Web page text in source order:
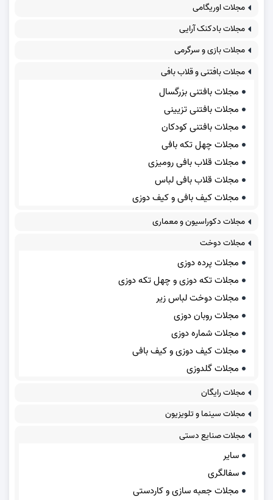
مجلات اوریگامی
مجلات بادکنک آرایی
مجلات بازی و سرگرمی
مجلات بافتنی و قلاب بافی
مجلات بافتنی بزرگسال
مجلات بافتنی تزیینی
مجلات بافتنی کودکان
مجلات چهل تکه بافی
مجلات قلاب بافی رومیزی
مجلات قلاب بافی لباس
مجلات کیف بافی و کیف دوزی
مجلات دکوراسیون و معماری
مجلات دوخت
مجلات پرده دوزی
مجلات تکه دوزی و چهل تکه دوزی
مجلات دوخت لباس زیر
مجلات روبان دوزی
مجلات شماره دوزی
مجلات کیف دوزی و کیف بافی
مجلات گلدوزی
مجلات رایگان
مجلات سینما و تلویزیون
مجلات صنایع دستی
سایر
سفالگری
مجلات جعبه سازی و کاردستی